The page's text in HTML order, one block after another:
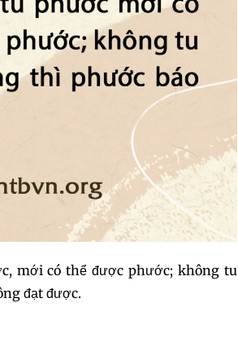
mới có thể được phước; không tu
đạt được.